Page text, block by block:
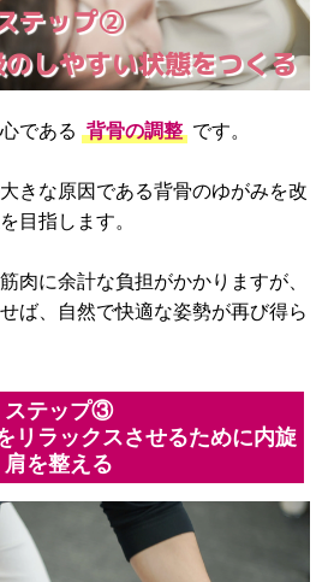
テップ②
しやすい状態をつくる
である 背骨の調整 です。
きな原因である背骨のゆがみを改
目指します。
肉に余計な負担がかかりますが、
ば、自然で快適な姿勢が再び得ら
ステップ③
リラックスさせるために内旋
肩を整える